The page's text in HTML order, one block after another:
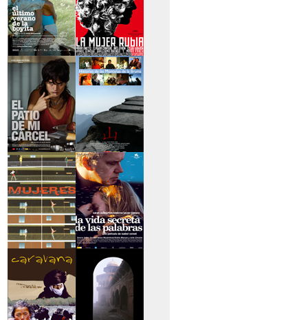
>El último verano de
la boyita
>La mujer rubia
>El patio de mi
cárcel
>Historias de las
montañas
>Serie mujeres
>La vida secreta de
las palabras